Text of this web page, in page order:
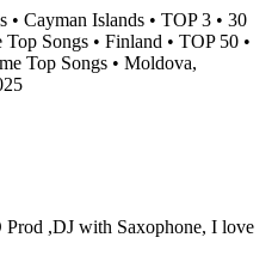
Cayman Islands • TOP 3 • 30
Songs • Finland • TOP 50 •
Top Songs • Moldova,
,DJ with Saxophone, I love